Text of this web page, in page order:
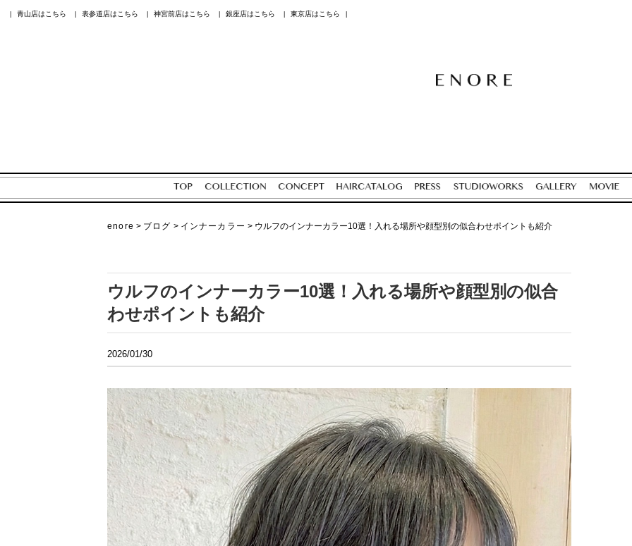
青山店はこちら 表参道店はこちら 神宮前店はこちら 銀座店はこちら 東京店はこちら
enore > ブログ > インナーカラー > ウルフのインナーカラー10選！入れる場所や顔型別の似合わせポイントも紹介
ウルフのインナーカラー10選！入れる場所や顔型別の似合
わせポイントも紹介
2026/01/30